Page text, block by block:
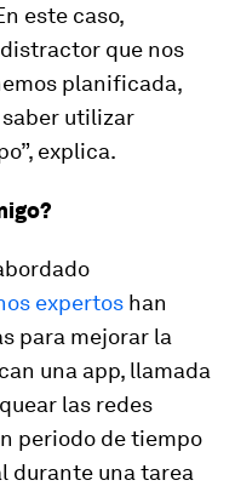
este caso,
que nos
planificada,
utilizar
explica.
expertos han
para mejorar la
una app, llamada
las redes
periodo de tiempo
durante una tarea